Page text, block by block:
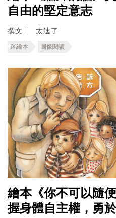
自由的堅定意志
撰文 太迪了
迷繪本 圖像閱讀
繪本《你不可以隨
握身體自主權，勇